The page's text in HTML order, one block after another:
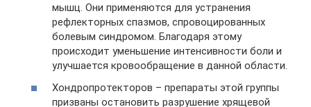
мышц. Они применяются для устранения
рефлекторных спазмов, спровоцированных
болевым синдромом. Благодаря этому
происходит уменьшение интенсивности боли и
улучшается кровообращение в данной области.
Хондропротекторов – препараты этой группы
призваны остановить разрушение хрящевой